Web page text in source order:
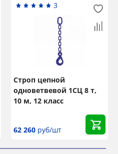
3
Строп цепной
одноветвевой 1СЦ 8 т,
10 м, 12 класс
62 260 руб/шт